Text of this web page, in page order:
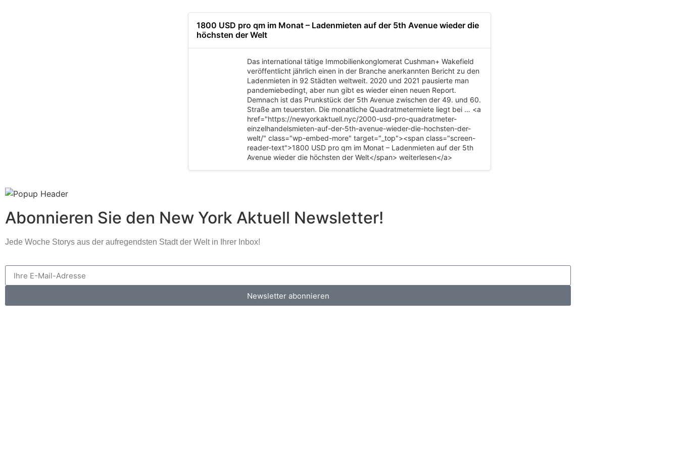
1800 USD pro qm im Monat – Ladenmieten auf der 5th Avenue wieder die
höchsten der Welt
Das international tätige Immobilienkonglomerat Cushman+ Wakefield
veröffentlicht jährlich einen in der Branche anerkannten Bericht zu den
Ladenmieten in 92 Städten weltweit. 2020 und 2021 pausierte man
pandemiebedingt, aber nun gibt es wieder einen neuen Report.
Demnach ist das Prunkstück der 5th Avenue zwischen der 49. und 60.
Straße am teuersten. Die monatliche Quadratmetermiete liegt bei … <a
href="https://newyorkaktuell.nyc/2000-usd-pro-quadratmeter-
einzelhandelsmieten-auf-der-5th-avenue-wieder-die-hochsten-der-
welt/" class="wp-embed-more" target="_top"><span class="screen-
reader-text">1800 USD pro qm im Monat – Ladenmieten auf der 5th
Avenue wieder die höchsten der Welt</span> weiterlesen</a>
Abonnieren Sie den New York Aktuell Newsletter!
Jede Woche Storys aus der aufregendsten Stadt der Welt in Ihrer Inbox!
Newsletter abonnieren